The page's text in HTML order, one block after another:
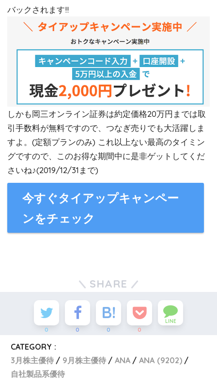
バックされます!!
しかも岡三オンライン証券は約定価格20万円までは取
引手数料が無料ですので、つなぎ売りでも大活躍しま
すよ。(定額プランのみ) これ以上ない最高のタイミン
グですので、このお得な期間中に是非ゲットしてくだ
さいね♪(2019/12/31まで)
今すぐタイアップキャンペー
ンをチェック
SHARE
0 0 0 0
LINE
CATEGORY :
3月株主優待
9月株主優待 ANA
ANA (9202)
自社製品系優待